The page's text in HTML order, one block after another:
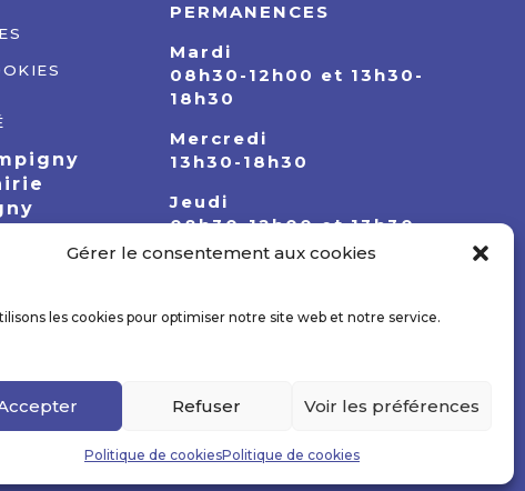
Gérer le consentement aux cookies
les cookies pour optimiser notre site web et notre service.
Refuser Voir les préférences
Politique de cookiesPolitique de cookies
PERMANENCES
Mardi
08h30-12h00 et 13h30-
18h30
Mercredi
13h30-18h30
Jeudi
08h30-12h00 et 13h30-
18h30